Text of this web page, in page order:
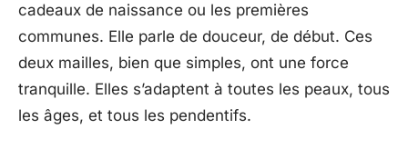
cadeaux de naissance ou les premières
communes. Elle parle de douceur, de début. Ces
deux mailles, bien que simples, ont une force
tranquille. Elles s’adaptent à toutes les peaux, tous
les âges, et tous les pendentifs.